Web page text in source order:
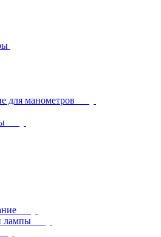
для манометров
лампы